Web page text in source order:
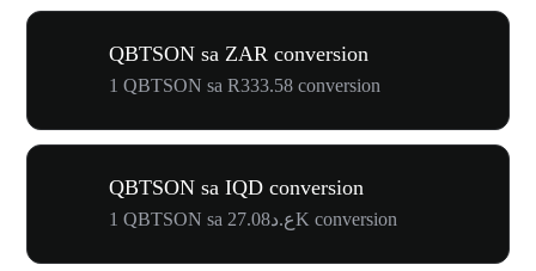
QBTSON sa ZAR conversion
1 QBTSON sa R333.58 conversion
QBTSON sa IQD conversion
1 QBTSON sa ع.د27.08K conversion